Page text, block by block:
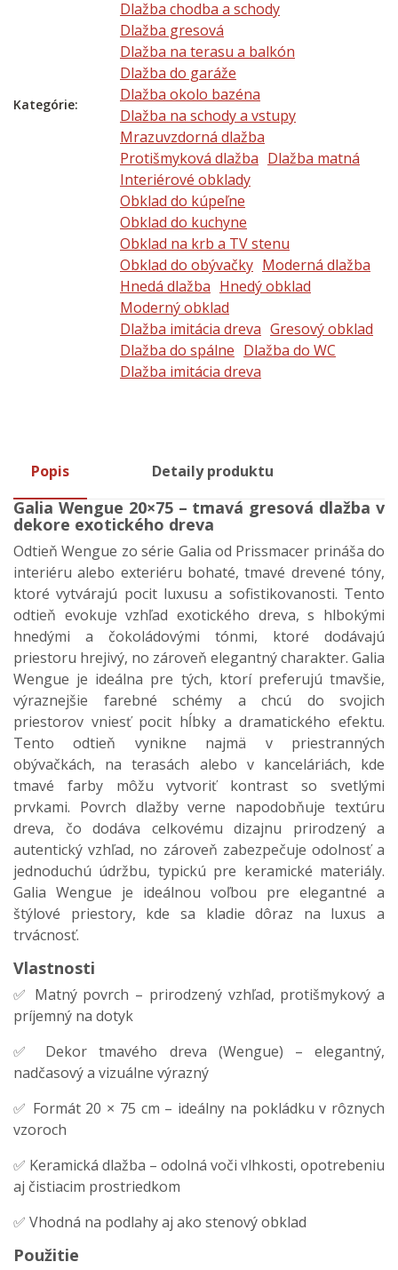
Kategórie:
Dlažba chodba a schody
Dlažba gresová
Dlažba na terasu a balkón
Dlažba do garáže
Dlažba okolo bazéna
Dlažba na schody a vstupy
Mrazuvzdorná dlažba
Protišmyková dlažba Dlažba matná
Interiérové obklady
Obklad do kúpeľne
Obklad do kuchyne
Obklad na krb a TV stenu
Obklad do obývačky Moderná dlažba
Hnedá dlažba Hnedý obklad
Moderný obklad
Dlažba imitácia dreva Gresový obklad
Dlažba do spálne Dlažba do WC
Dlažba imitácia dreva
Popis Detaily produktu
Galia Wengue 20×75 – tmavá gresová dlažba v
dekore exotického dreva
Odtieň Wengue zo série Galia od Prissmacer prináša do
interiéru alebo exteriéru bohaté, tmavé drevené tóny,
ktoré vytvárajú pocit luxusu a sofistikovanosti. Tento
odtieň evokuje vzhľad exotického dreva, s hlbokými
hnedými a čokoládovými tónmi, ktoré dodávajú
priestoru hrejivý, no zároveň elegantný charakter. Galia
Wengue je ideálna pre tých, ktorí preferujú tmavšie,
výraznejšie farebné schémy a chcú do svojich
priestorov vniesť pocit hĺbky a dramatického efektu.
Tento odtieň vynikne najmä v priestranných
obývačkách, na terasách alebo v kanceláriách, kde
tmavé farby môžu vytvoriť kontrast so svetlými
prvkami. Povrch dlažby verne napodobňuje textúru
dreva, čo dodáva celkovému dizajnu prirodzený a
autentický vzhľad, no zároveň zabezpečuje odolnosť a
jednoduchú údržbu, typickú pre keramické materiály.
Galia Wengue je ideálnou voľbou pre elegantné a
štýlové priestory, kde sa kladie dôraz na luxus a
trvácnosť.
Vlastnosti
✅ Matný povrch – prirodzený vzhľad, protišmykový a
príjemný na dotyk
✅ Dekor tmavého dreva (Wengue) – elegantný,
nadčasový a vizuálne výrazný
✅ Formát 20 × 75 cm – ideálny na pokládku v rôznych
vzoroch
✅ Keramická dlažba – odolná voči vlhkosti, opotrebeniu
aj čistiacim prostriedkom
✅ Vhodná na podlahy aj ako stenový obklad
Použitie